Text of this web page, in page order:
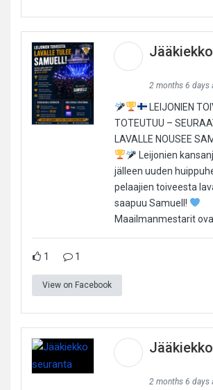
2 months 6 days
LEIJONIEN
TOTEUTUU –
LAVALLE NOUSEE
Leijonien
jälleen uuden
pelaajien toiveesta
saapuu Samuell!
Maailmanmestarit
1 1
View on Facebook
2 months 6 days